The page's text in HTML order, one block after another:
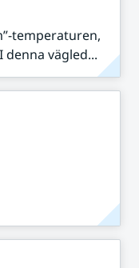
temperaturen,
vägled...